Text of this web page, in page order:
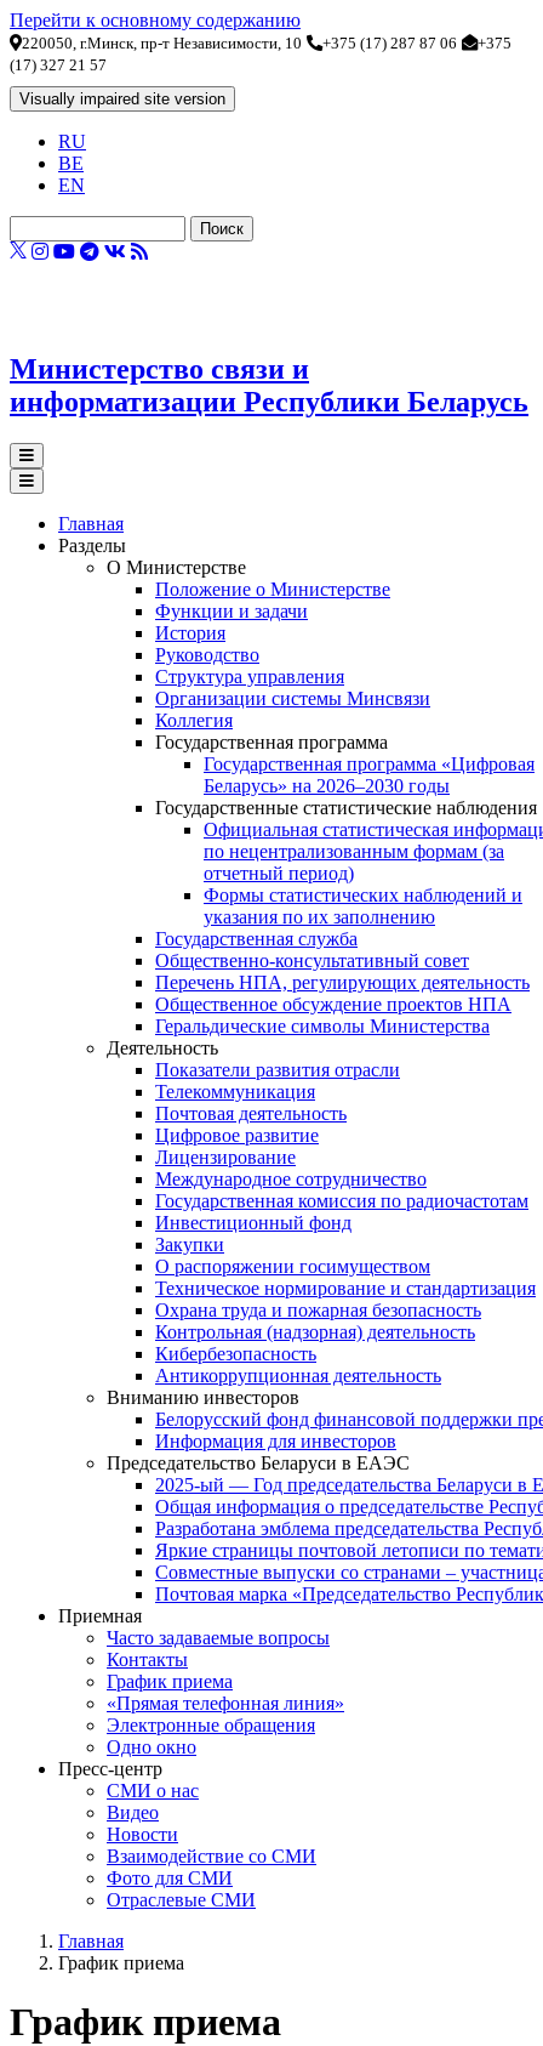
Перейти к основному содержанию
220050, г.Минск, пр-т Независимости, 10 +375 (17) 287 87 06
+375
(17) 327 21 57
RU
BE
EN
Министерство связи и
информатизации Республики Беларусь
Главная
Разделы
О Министерстве
Положение о Министерстве
Функции и задачи
История
Руководство
Структура управления
Организации системы Минсвязи
Коллегия
Государственная программа
Государственная программа «Цифровая
Беларусь» на 2026–2030 годы
Государственные статистические наблюдения
Официальная статистическая
по нецентрализованным формам (за
отчетный период)
Формы статистических наблюдений и
указания по их заполнению
Государственная служба
Общественно-консультативный совет
Перечень НПА, регулирующих деятельность
Общественное обсуждение проектов НПА
Геральдические символы Министерства
Деятельность
Показатели развития отрасли
Телекоммуникация
Почтовая деятельность
Цифровое развитие
Лицензирование
Международное сотрудничество
Государственная комиссия по радиочастотам
Инвестиционный фонд
Закупки
О распоряжении госимуществом
Техническое нормирование и стандартизация
Охрана труда и пожарная безопасность
Контрольная (надзорная) деятельность
Кибербезопасность
Антикоррупционная деятельность
Вниманию инвесторов
Белорусский фонд финансовой поддержки
Информация для инвесторов
Председательство Беларуси в ЕАЭС
2025-ый — Год председательства Беларуси
Общая информация о председательстве
Разработана эмблема председательства
Яркие страницы почтовой летописи по
Совместные выпуски со странами –
Почтовая марка «Председательство
Приемная
Часто задаваемые вопросы
Контакты
График приема
«Прямая телефонная линия»
Электронные обращения
Одно окно
Пресс-центр
СМИ о нас
Видео
Новости
Взаимодействие со СМИ
Фото для СМИ
Отраслевые СМИ
Строка
навигации
Главная
График приема
График приема